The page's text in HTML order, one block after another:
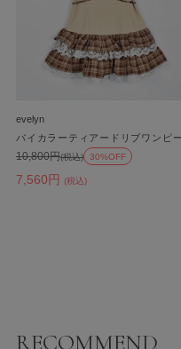
evelyn
バイカラーティアードリブワンピ
7,560円 (税込)
10,800円(税込) 30%OFF
RECOMMEND